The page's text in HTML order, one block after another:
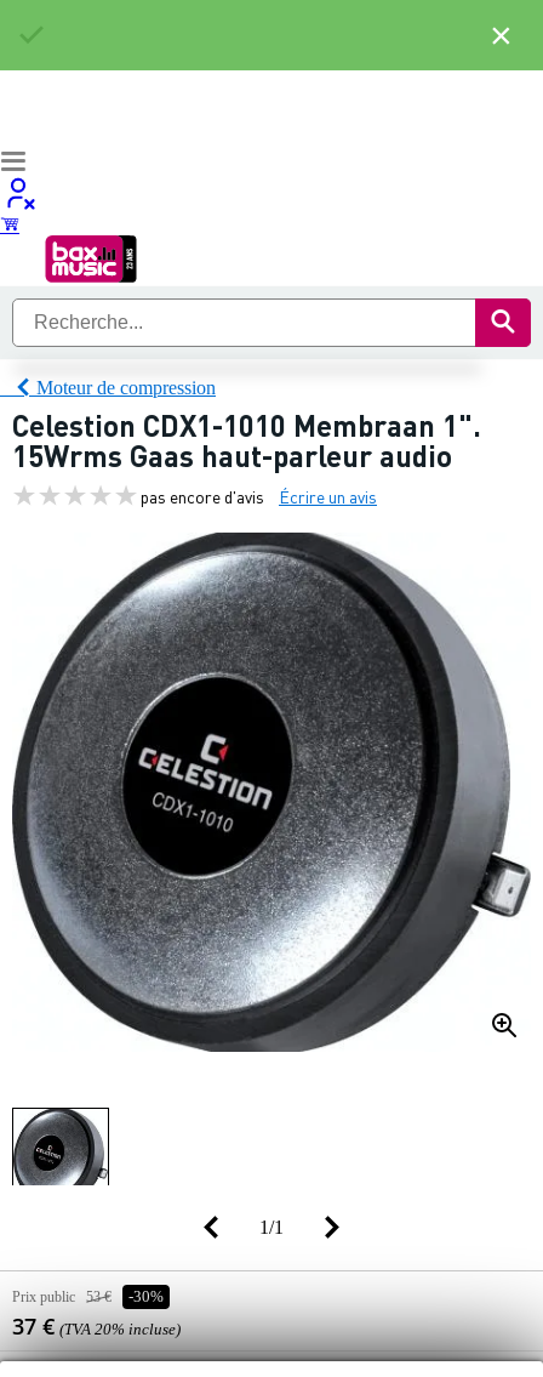
Moteur de compression
Celestion CDX1-1010 Membraan 1".
15Wrms Gaas haut-parleur audio
pas encore d'avis Écrire un avis
1/1
Prix public 53 € -30%
37 € (TVA 20% incluse)
×